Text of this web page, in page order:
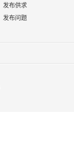
发布供求
发布问题